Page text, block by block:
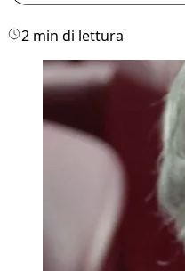
2 min di lettura